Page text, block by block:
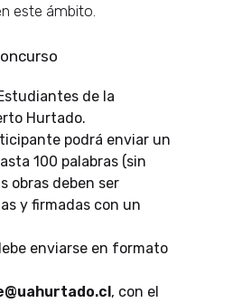
este ámbito.
de la
Hurtado.
podrá enviar un
100 palabras (sin
obras deben ser
y firmadas con un
enviarse en formato
, con el